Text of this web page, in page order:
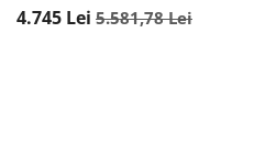
4.745 Lei 5.581,78Lei